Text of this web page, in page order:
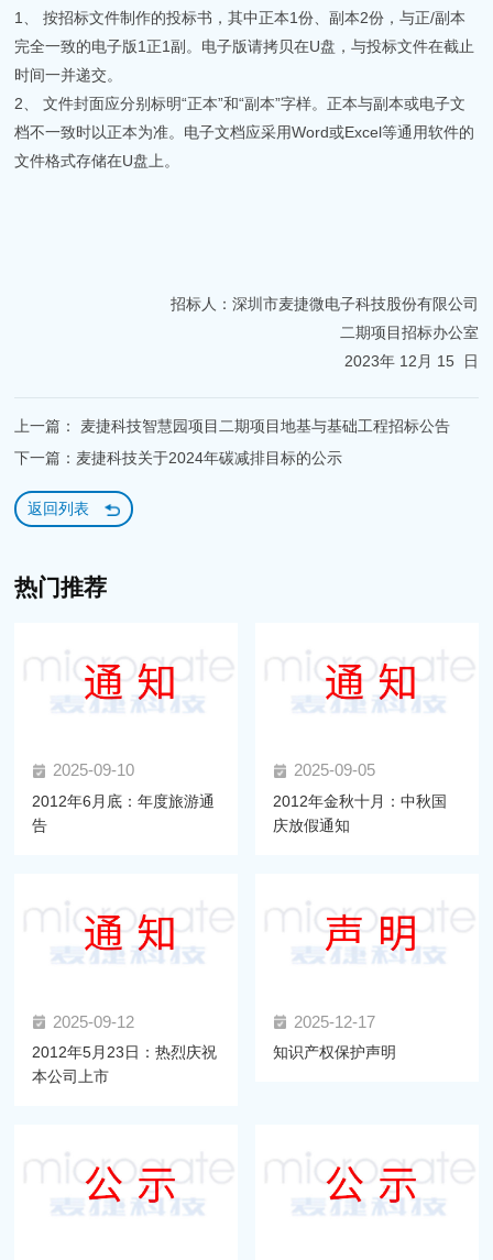
1、 按招标文件制作的投标书，其中正本1份、副本2份，与正/副本
完全一致的电子版1正1副。电子版请拷贝在U盘，与投标文件在截止
时间一并递交。
2、 文件封面应分别标明“正本”和“副本”字样。正本与副本或电子文
档不一致时以正本为准。电子文档应采用Word或Excel等通用软件的
文件格式存储在U盘上。
招标人：深圳市麦捷微电子科技股份有限公司
二期项目招标办公室
2023年 12月 15 日
上一篇： 麦捷科技智慧园项目二期项目地基与基础工程招标公告
下一篇：麦捷科技关于2024年碳减排目标的公示
返回列表
热门推荐
2025-09-10
2012年6月底：年度旅游通
告
2025-09-05
2012年金秋十月：中秋国
庆放假通知
2025-09-12
2012年5月23日：热烈庆祝
本公司上市
2025-12-17
知识产权保护声明